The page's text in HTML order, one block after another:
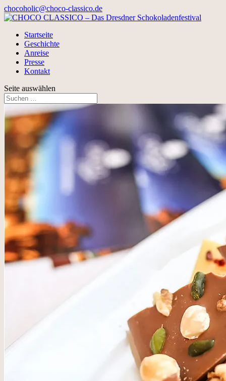
chocoholic@choco-classico.de
Startseite
Geschichte
Anreise
Presse
Kontakt
Seite auswählen